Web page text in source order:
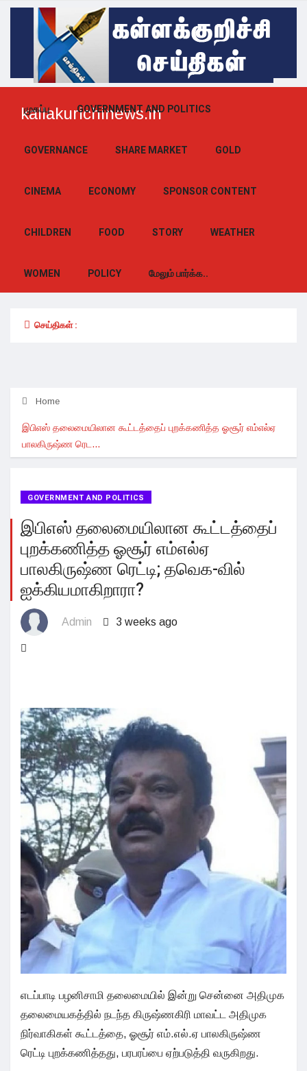
kallakurichinews.in
முகப்பு GOVERNMENT AND POLITICS
GOVERNANCE SHARE MARKET GOLD
CINEMA ECONOMY SPONSOR CONTENT
CHILDREN FOOD STORY WEATHER
WOMEN POLICY மேலும் பார்க்க..
செய்திகள் :
Home
இபிஎஸ் தலைமையிலான கூட்டத்தைப் புறக்கணித்த ஓசூர் எம்எல்ஏ
பாலகிருஷ்ண ரெட...
GOVERNMENT AND POLITICS
இபிஎஸ் தலைமையிலான கூட்டத்தைப்
புறக்கணித்த ஓசூர் எம்எல்ஏ
பாலகிருஷ்ண ரெட்டி; தவெக-வில்
ஐக்கியமாகிறாரா?
Admin 3 weeks ago
எடப்பாடி பழனிசாமி தலைமையில் இன்று சென்னை அதிமுக
தலைமையகத்தில் நடந்த கிருஷ்ணகிரி மாவட்ட அதிமுக
நிர்வாகிகள் கூட்டத்தை, ஓசூர் எம்.எல்.ஏ பாலகிருஷ்ண
ரெட்டி புறக்கணித்தது, பரபரப்பை ஏற்படுத்தி வருகிறது.